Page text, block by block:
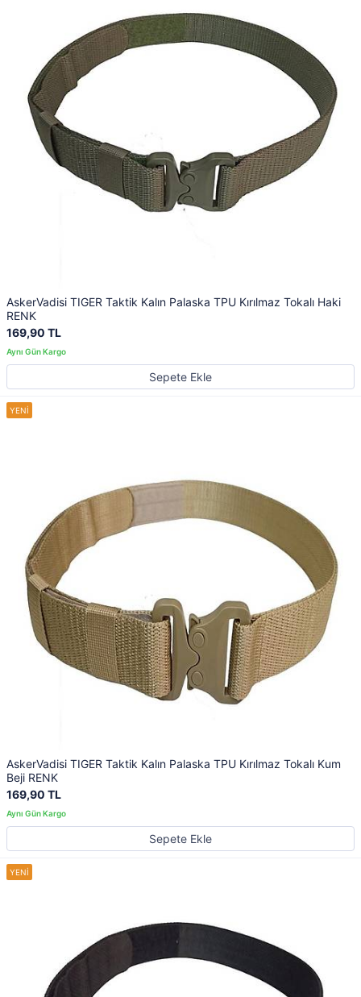
AskerVadisi TIGER Taktik Kalın Palaska TPU Kırılmaz Tokalı Haki
RENK
169,90 TL
Sepete Ekle
AskerVadisi TIGER Taktik Kalın Palaska TPU Kırılmaz Tokalı Kum
Beji RENK
169,90 TL
Sepete Ekle